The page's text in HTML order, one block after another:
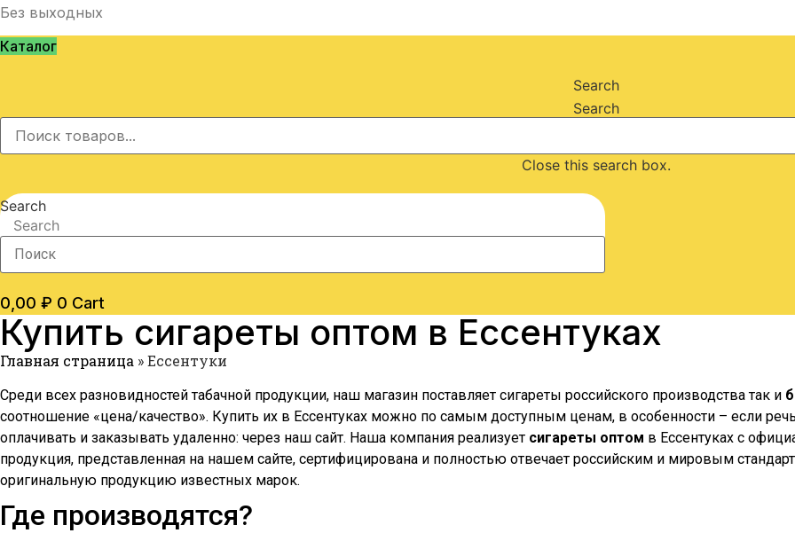
Без выходных
Каталог
Search
Search
Close this search box.
Search
Search
0,00 ₽ 0 Cart
Купить сигареты оптом в Ессентуках
Главная страница »Ессентуки
Среди всех разновидностей табачной продукции, наш магазин поставляет сигареты российского производства так и
соотношение «цена/качество». Купить их в Ессентуках можно по самым доступным ценам, в особенности – если
оплачивать и заказывать удаленно: через наш сайт. Наша компания реализует сигареты оптом в Ессентуках с
продукция, представленная на нашем сайте, сертифицирована и полностью отвечает российским и мировым
оригинальную продукцию известных марок.
Где производятся?